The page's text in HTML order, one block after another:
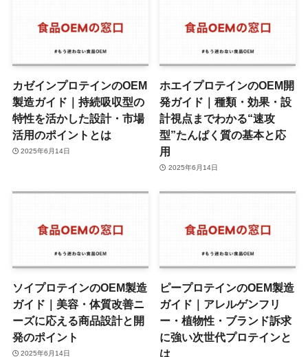
カゼインプロテインのOEM
製造ガイド｜持続吸収型の
特性を活かした設計・市場
活用のポイントとは
2025年6月14日
ホエイプロテインのOEM開
発ガイド｜種類・効果・設
計視点までわかる“速攻
型”たんぱく質の基本と応
用
2025年6月14日
ソイプロテインのOEM製造
ガイド｜美容・体質改善ニ
ーズに応える商品設計と開
発のポイント
2025年6月14日
ピープロテインのOEM製造
ガイド｜アレルゲンフリ
ー・植物性・ブランド訴求
に強い次世代プロテインと
は